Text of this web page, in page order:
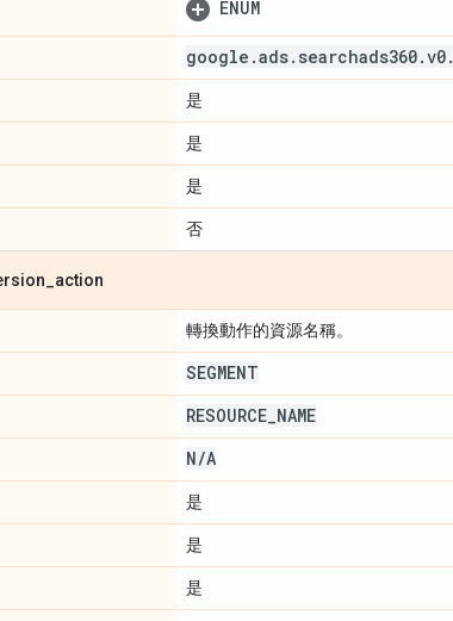
ENUM
google .ads. searchads360.v0.
是
是
是
否
action
轉換動作的資源名稱。
SEGMENT
RESOURCE NAME
N/A
是
是
是